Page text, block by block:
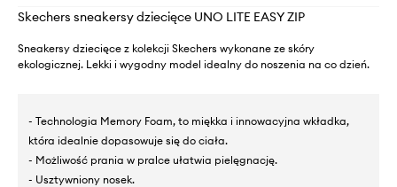
Skechers sneakersy dziecięce UNO LITE EASY ZIP
Sneakersy dziecięce z kolekcji Skechers wykonane ze skóry
ekologicznej. Lekki i wygodny model idealny do noszenia na co dzień.
- Technologia Memory Foam, to miękka i innowacyjna wkładka,
która idealnie dopasowuje się do ciała.
- Możliwość prania w pralce ułatwia pielęgnację.
- Usztywniony nosek.